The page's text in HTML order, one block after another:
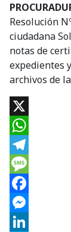
Resolución
ciudadana
notas de
expedientes
archivos de
X
WhatsApp
Telegram
Message
Facebook
Messenger